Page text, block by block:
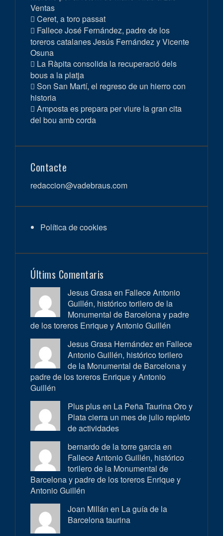
Ventas
Ceret, a toro passat
Fallece José Fernández, padre de los
toreros catalanes Jesús Fernández y Vicente
Osuna
La Ràpita consolida la recuperació dels
bous a la platja
Son San Martí, el regreso de un hierro con
historia
Amposta es prepara per viure la gran cita
del bou amb corda
Contacte
redaccion@vadebraus.com
Política de cookies
Últims Comentaris
Jesus Grasa en Fallece Antonio
Guillén, histórico torilero de la
Monumental de Barcelona y padre
de los toreros Enrique y Antonio Guillén
Jesus Grasa Hernández en Fallece
Antonio Guillén, histórico torilero
de la Monumental de Barcelona y
padre de los toreros Enrique y Antonio
Guillén
Plus plus en La Peña Taurina Oro y
Plata cierra un mes de julio repleto
de actividades
bernardo de la torre garcia en
Fallece Antonio Guillén, histórico
torilero de la Monumental de
Barcelona y padre de los toreros Enrique y
Antonio Guillén
Joan Millán en La guía de la
Barcelona taurina